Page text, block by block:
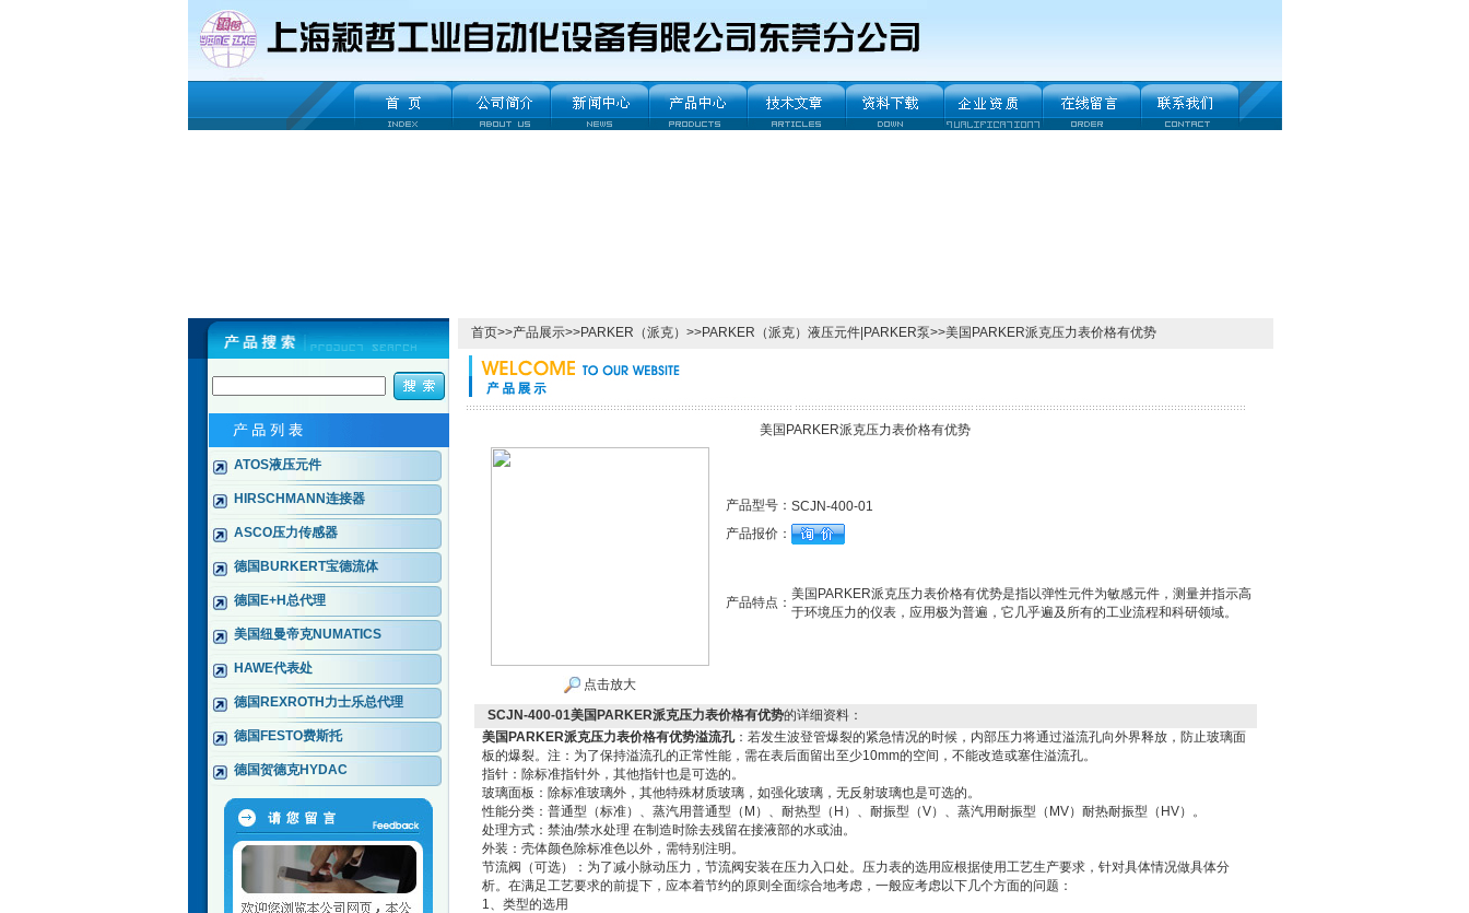
ATOS液压元件
HIRSCHMANN连接器
ASCO压力传感器
德国BURKERT宝德流体
德国E+H总代理
美国纽曼帝克NUMATICS
HAWE代表处
德国REXROTH力士乐总代理
德国FESTO费斯托
德国贺德克HYDAC
首页>>产品展示>>PARKER（派克） >>PARKER（派克）液压元件|PARKER泵>>美国PARKER派克压力表价格有优势
美国PARKER派克压力表价格有优势
点击放大
产品型号： SCJN-400-01
产品报价：
产品特点：
美国PARKER派克压力表价格有优势是指以弹性元件为敏感元件，测量并指示高
于环境压力的仪表，应用极为普遍，它几乎遍及所有的工业流程和科研领域。
SCJN-400-01美国PARKER派克压力表价格有优势的详细资料：
美国PARKER派克压力表价格有优势溢流孔：若发生波登管爆裂的紧急情况的时候，内部压力将通过溢流孔向外界释放，防止玻璃面
板的爆裂。注：为了保持溢流孔的正常性能，需在表后面留出至少10mm的空间，不能改造或塞住溢流孔。
指针：除标准指针外，其他指针也是可选的。
玻璃面板：除标准玻璃外，其他特殊材质玻璃，如强化玻璃，无反射玻璃也是可选的。
性能分类：普通型（标准）、蒸汽用普通型（M）、耐热型（H）、耐振型（V）、蒸汽用耐振型（MV）耐热耐振型（HV）。
处理方式：禁油/禁水处理 在制造时除去残留在接液部的水或油。
外装：壳体颜色除标准色以外，需特别注明。
节流阀（可选）：为了减小脉动压力，节流阀安装在压力入口处。压力表的选用应根据使用工艺生产要求，针对具体情况做具体分
析。在满足工艺要求的前提下，应本着节约的原则全面综合地考虑，一般应考虑以下几个方面的问题：
1、类型的选用